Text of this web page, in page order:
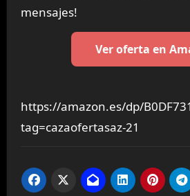
mensajes!
Ver oferta en
https://amazon.es/dp/
tag=cazaofertasaz-21